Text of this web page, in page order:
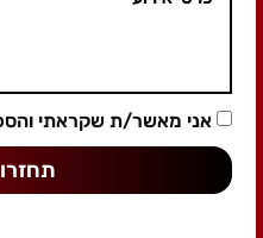
אני מאשר/ת שקראתי